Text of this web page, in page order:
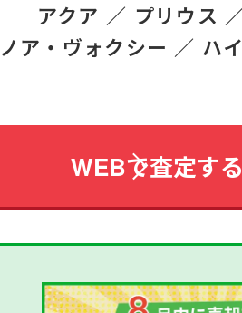
アクア ／ プリウス
ノア・ヴォクシー ／ ハ
WEBで査定する